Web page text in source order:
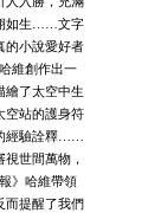
如生……文字
的小說愛好者
維創作出一
了太空中生
空站的護身符
經驗詮釋……
世間萬物，
》哈維帶領
而提醒了我們